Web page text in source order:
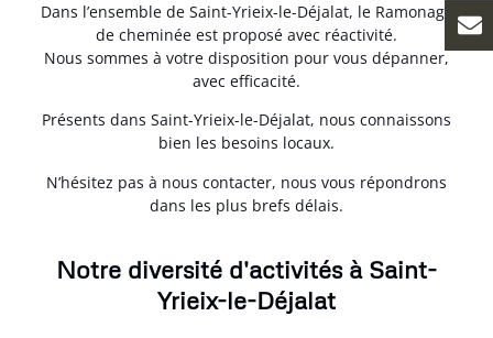
Dans l’ensemble de Saint-Yrieix-le-Déjalat, le Ramonage
de cheminée est proposé avec réactivité.
Nous sommes à votre disposition pour vous dépanner,
avec efficacité.
Présents dans Saint-Yrieix-le-Déjalat, nous connaissons
bien les besoins locaux.
N’hésitez pas à nous contacter, nous vous répondrons
dans les plus brefs délais.
Notre diversité d'activités à Saint-
Yrieix-le-Déjalat